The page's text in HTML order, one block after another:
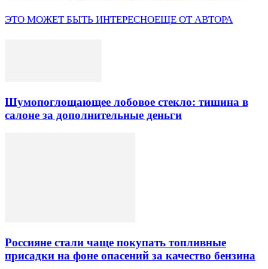
ЭТО МОЖЕТ БЫТЬ ИНТЕРЕСНОЕЩЕ ОТ АВТОРА
Шумопоглощающее лобовое стекло: тишина в
салоне за дополнительные деньги
Россияне стали чаще покупать топливные
присадки на фоне опасений за качество бензина